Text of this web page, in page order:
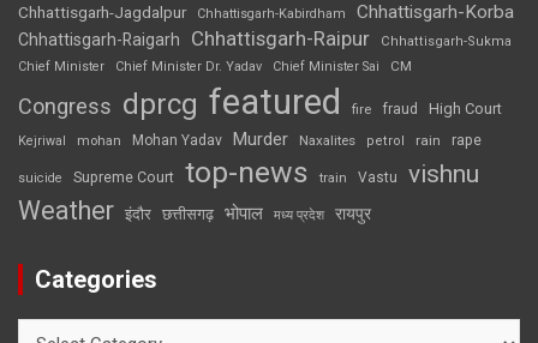
Chhattisgarh-Jagdalpur Chhattisgarh-Kabirdham Chhattisgarh-Korba
Chhattisgarh-Raigarh Chhattisgarh-Raipur
Chhattisgarh-Sukma
Chief Minister
Chief Minister Dr. Yadav Chief Minister Sai CM
Congress dprcg featured fire fraud High Court
Kejriwal mohan Mohan Yadav Murder Naxalites petrol rain rape
suicide Supreme Court top-news train Vastu vishnu
Weather इंदौर छत्तीसगढ़ भोपाल मध्य प्रदेश रायपुर
Categories